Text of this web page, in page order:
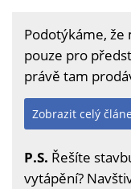
Podotýkáme, že
pouze pro
právě tam
Zobrazit celý
P.S. Řešíte
vytápění?